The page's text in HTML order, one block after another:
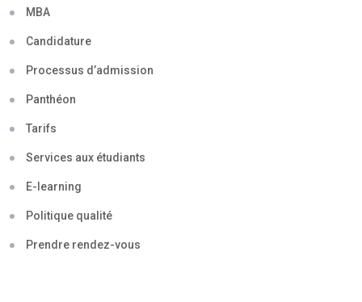
MBA
Candidature
Processus d’admission
Panthéon
Tarifs
Services aux étudiants
E-learning
Politique qualité
Prendre rendez-vous